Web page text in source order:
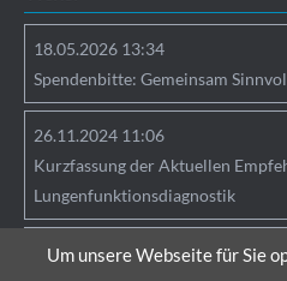
18.05.2026 13:34
Spendenbitte: Gemeinsam
26.11.2024 11:06
Kurzfassung der Aktuellen
Lungenfunktionsdiagnostik
25.04.2024 09:05
Um unsere Webseite für Sie